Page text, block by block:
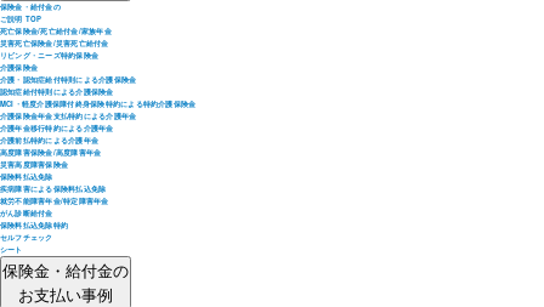
保険金・給付金の
ご説明 TOP
死亡保険金/死亡給付金/家族年金
災害死亡保険金/災害死亡給付金
リビング・ニーズ特約保険金
介護保険金
介護・認知症給付特則による介護保険金
認知症給付特則による介護保険金
MCI・軽度介護保障付終身保険特約による特約介護保険金
介護保険金年金支払特約による介護年金
介護年金移行特約による介護年金
介護前払特約による介護年金
高度障害保険金/高度障害年金
災害高度障害保険金
保険料払込免除
疾病障害による保険料払込免除
就労不能障害年金/特定障害年金
がん診断給付金
保険料払込免除特約
セルフチェック
シート
保険金・給付金の
お支払い事例